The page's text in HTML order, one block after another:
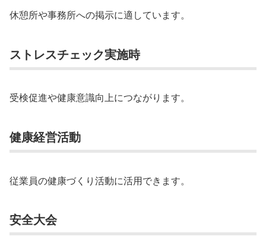
休憩所や事務所への掲示に適しています。
ストレスチェック実施時
受検促進や健康意識向上につながります。
健康経営活動
従業員の健康づくり活動に活用できます。
安全大会